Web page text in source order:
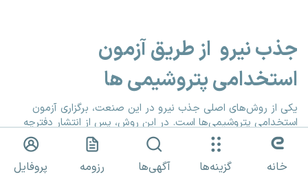
جذب نیرو از طریق آزمون
استخدامی پتروشیمی ها
یکی از روش‌های اصلی جذب نیرو در این صنعت، برگزاری آزمون
استخدامی پتروشیمی‌ها است. در این روش، پس از انتشار دفترچه
ثبت‌نام، افراد واجد شرایط می‌توانند برای ثبت نام پتروشیمی شیراز،
آزمون پتروشیمی باختر، آزمون پتروشیمی شیراز یا سایر شرکت‌های
پتروشیمی اقدام کنند.
خانه گزینه‌ها آگهی‌ها رزومه پروفایل